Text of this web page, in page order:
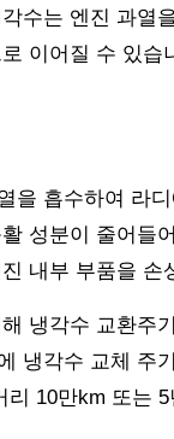
수는 엔진 과열
이어질 수 있
을 흡수하여 라
성분이 줄어들
내부 부품을 손
냉각수 교환주
냉각수 교체 주
10만km 또는